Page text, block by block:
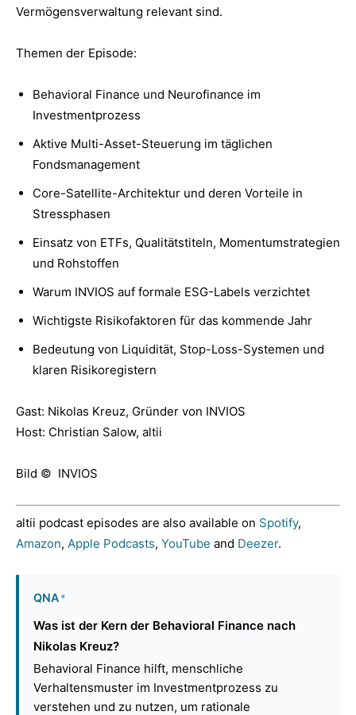
Vermögensverwaltung relevant sind.
Themen der Episode:
Behavioral Finance und Neurofinance im
Investmentprozess
Aktive Multi-Asset-Steuerung im täglichen
Fondsmanagement
Core-Satellite-Architektur und deren Vorteile in
Stressphasen
Einsatz von ETFs, Qualitätstiteln, Momentumstrategien
und Rohstoffen
Warum INVIOS auf formale ESG-Labels verzichtet
Wichtigste Risikofaktoren für das kommende Jahr
Bedeutung von Liquidität, Stop-Loss-Systemen und
klaren Risikoregistern
Gast: Nikolas Kreuz, Gründer von INVIOS
Host: Christian Salow, altii
Bild © INVIOS
altii podcast episodes are also available on Spotify,
Amazon, Apple Podcasts, YouTube and Deezer.
QNA*
Was ist der Kern der Behavioral Finance nach
Nikolas Kreuz?
Behavioral Finance hilft, menschliche
Verhaltensmuster im Investmentprozess zu
verstehen und zu nutzen, um rationale